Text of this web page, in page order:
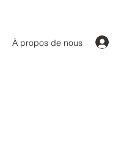
À propos de nous